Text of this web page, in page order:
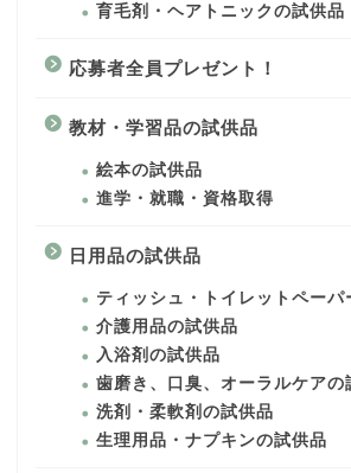
育毛剤・ヘアトニックの試供品
応募者全員プレゼント！
教材・学習品の試供品
絵本の試供品
進学・就職・資格取得
日用品の試供品
ティッシュ・トイレットペーパ
介護用品の試供品
入浴剤の試供品
歯磨き、口臭、オーラルケアの
洗剤・柔軟剤の試供品
生理用品・ナプキンの試供品